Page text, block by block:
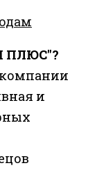
ПЛЮС"?
и